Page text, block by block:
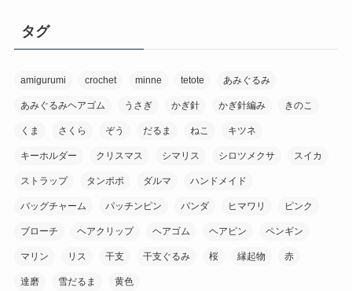
タグ
amigurumi crochet minne tetote あみぐるみ
あみぐるみヘアゴム うさぎ かぎ針 かぎ針編み きのこ
くま さくら ぞう だるま ねこ キツネ
キーホルダー クリスマス シマリス シロツメクサ スイカ
ストラップ タンポポ ダルマ ハンドメイド
バッグチャーム パッチンピン パンダ ヒマワリ ピンク
ブローチ ヘアクリップ ヘアゴム ヘアピン ペンギン
マリン リス 干支 干支ぐるみ 桜 縁起物 赤
達磨 雪だるま 黄色